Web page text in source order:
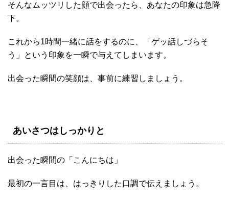
そんなムッツリした顔で出会ったら、あなたの印象は急降
下。
これから1時間一緒に話をするのに、「ゲッ話しづらそ
う」という印象を一瞬で与えてしまいます。
出会った瞬間の笑顔は、事前に練習しましょう。
あいさつはしっかりと
出会った瞬間の「こんにちは」
最初の一言目は、はっきりした口調で伝えましょう。